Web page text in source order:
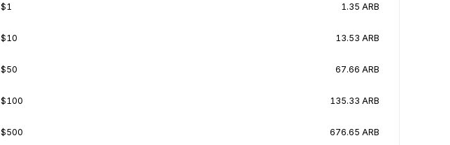
$1 1.35 ARB
$10 13.53 ARB
$50 67.66 ARB
$100 135.33 ARB
$500 676.65 ARB